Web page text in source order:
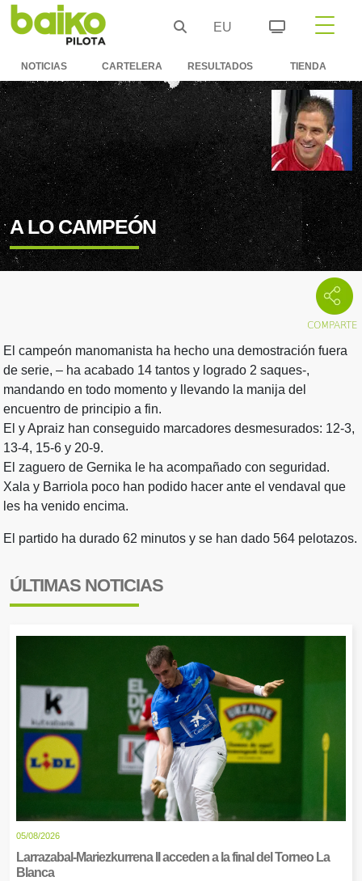
EU
NOTICIAS CARTELERA RESULTADOS TIENDA
A LO CAMPEÓN
El campeón manomanista ha hecho una demostración fuera
de serie, – ha acabado 14 tantos y logrado 2 saques-,
mandando en todo momento y llevando la manija del
encuentro de principio a fin.
El y Apraiz han conseguido marcadores desmesurados: 12-3,
13-4, 15-6 y 20-9.
El zaguero de Gernika le ha acompañado con seguridad.
Xala y Barriola poco han podido hacer ante el vendaval que
les ha venido encima.
El partido ha durado 62 minutos y se han dado 564 pelotazos.
ÚLTIMAS NOTICIAS
05/08/2026
Larrazabal-Mariezkurrena II acceden a la final del Torneo La
Blanca